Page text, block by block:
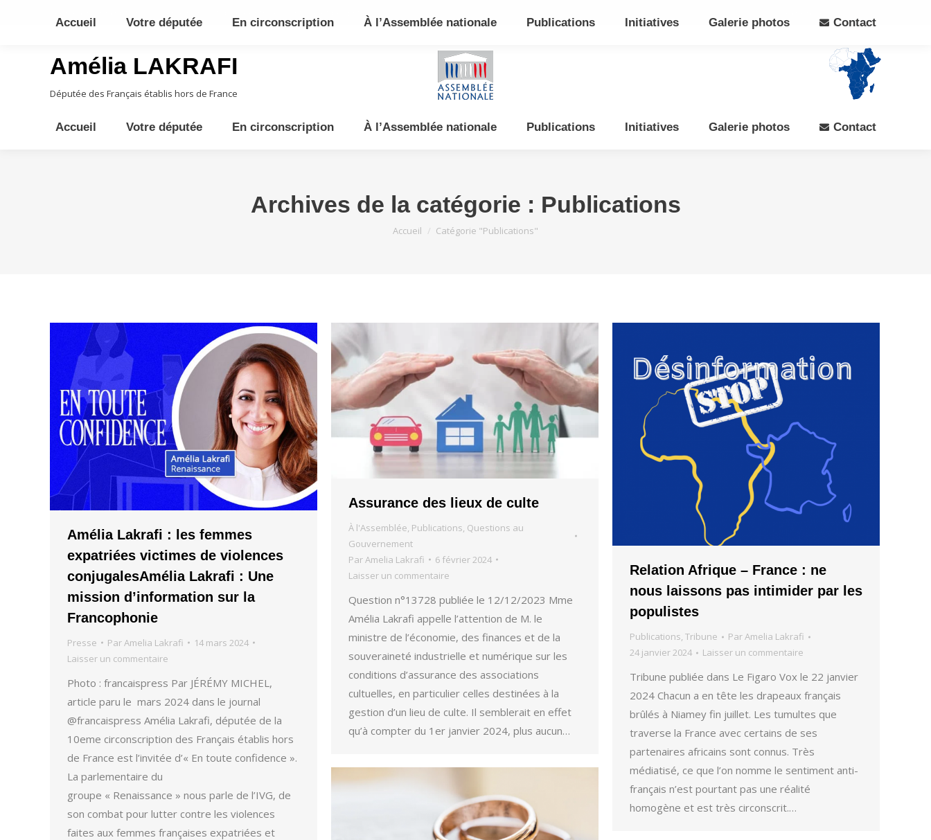
Facebook
opens
in
new
X
opens
in
new
Amélia LAKRAFI
Députée des Français établis hors de France
Accueil Votre députée En circonscription À l’Assemblée nationale Publications Initiatives Galerie photos Contact
Archives de la catégorie : Publications
Vous êtes ici :
Accueil Catégorie "Publications"
Amélia Lakrafi : les femmes
expatriées victimes de violences
conjugalesAmélia Lakrafi : Une
mission d’information sur la
Francophonie
Presse ParAmelia Lakrafi
14 mars 2024
Laisser un commentaire
Photo : francaispress Par JÉRÉMY MICHEL,
article paru le mars 2024 dans le journal
@francaispress Amélia Lakrafi, députée de la
10eme circonscription des Français établis hors
de France est l’invitée d’« En toute confidence ».
La parlementaire du
groupe « Renaissance » nous parle de l’IVG, de
son combat pour lutter contre les violences
faites aux femmes françaises expatriées et
Assurance des lieux de culte
À l'Assemblée, Publications, Questions au
Gouvernement
ParAmelia Lakrafi
6 février 2024
Laisser un commentaire
Question n°13728 publiée le 12/12/2023 Mme
Amélia Lakrafi appelle l’attention de M. le
ministre de l’économie, des finances et de la
souveraineté industrielle et numérique sur les
conditions d’assurance des associations
cultuelles, en particulier celles destinées à la
gestion d’un lieu de culte. Il semblerait en effet
qu’à compter du 1er janvier 2024, plus aucun…
Relation Afrique – France : ne
nous laissons pas intimider par les
populistes
Publications, Tribune ParAmelia Lakrafi
24 janvier 2024
Laisser un commentaire
Tribune publiée dans Le Figaro Vox le 22 janvier
2024 Chacun a en tête les drapeaux français
brûlés à Niamey fin juillet. Les tumultes que
traverse la France avec certains de ses
partenaires africains sont connus. Très
médiatisé, ce que l’on nomme le sentiment anti-
français n’est pourtant pas une réalité
homogène et est très circonscrit.…
Accueil Votre députée En circonscription À l’Assemblée nationale Publications Initiatives Galerie photos Contact